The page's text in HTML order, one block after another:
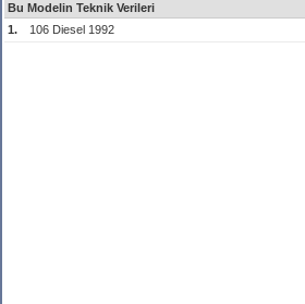
Bu Modelin Teknik Verileri
1.
106 Diesel 1992